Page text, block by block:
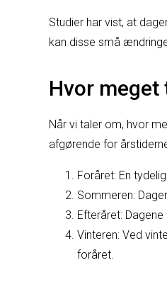
Studier har vist, at
kan disse små
Hvor meget
Når vi taler om, hvor
afgørende for
Foråret: En
Sommeren:
Efteråret:
Vinteren: Ved
foråret.